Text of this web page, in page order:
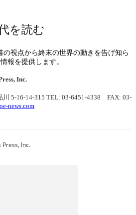
を読む
の視点から終末の世界の動きを告げ知ら
報を提供します。
Inc.
5-16-14-315 TEL: 03-6451-4338 FAX: 03-
news.com
Inc.